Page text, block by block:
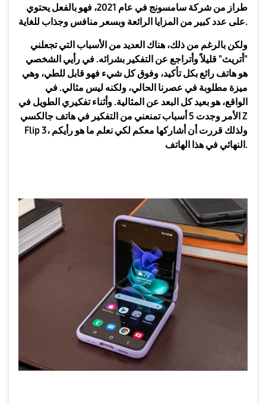
طراز من شركة سامسونج في عام 2021، فهو بالفعل يحتوي
على عدد كبير من المزايا الرائعة وبسعر منافس وجذاب للغاية.
ولكن بالرغم من ذلك، هناك العديد من الأسباب التي تجعلني
"أتريث" قليلاً وأتراجع عن التفكير بشرائه. في رأيي الشخصي
هو هاتف رائع بكل تأكيد، وفوق كل شيء فهو قابل للطي، وهي
ميزة مطلوبة في عصرنا الحالي، ولكنه ليس مثالي. في
الواقع، هو بعيد كل البعد عن المثالية. وأثناء تفكيري الطويل في
الأمر وجدت 5 أسباب تمنعني من التفكير في هاتف جالكسي Z
Flip 3، ولذلك قررت أن أشاركها معكم لكي نعلم ما هو رأيكم
النهائي في هذا الهاتف.